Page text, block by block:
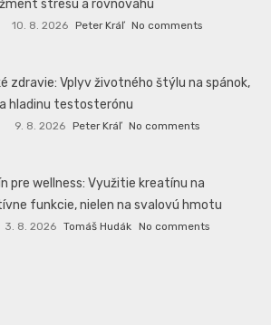
stresu a rovnováhu
10. 8. 2026 Peter Kráľ No comments
zdravie: Vplyv životného štýlu na spánok,
hladinu testosterónu
9. 8. 2026 Peter Kráľ No comments
pre wellness: Využitie kreatínu na
funkcie, nielen na svalovú hmotu
3. 8. 2026 Tomáš Hudák No comments